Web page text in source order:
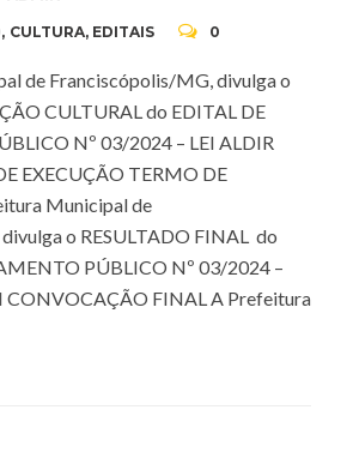
, CULTURA, EDITAIS 0
de Franciscópolis/MG, divulga o
CULTURAL do EDITAL DE
Nº 03/2024 – LEI ALDIR
EXECUÇÃO TERMO DE
Municipal de
o RESULTADO FINAL do
PÚBLICO Nº 03/2024 –
CONVOCAÇÃO FINAL A Prefeitura